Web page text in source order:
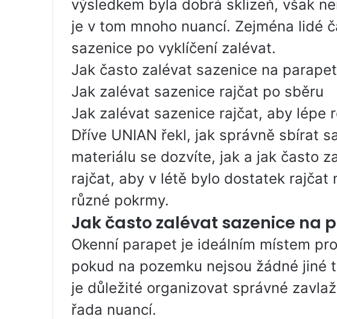
výsledkem byla dobrá sklizeň, však
je v tom mnoho nuancí. Zejména lidé
sazenice po vyklíčení zalévat.
Jak často zalévat sazenice na
Jak zalévat sazenice rajčat po sběru
Jak zalévat sazenice rajčat, aby lépe
Dříve UNIAN řekl, jak správně sbírat
materiálu se dozvíte, jak a jak často
rajčat, aby v létě bylo dostatek rajčat
různé pokrmy.
Jak často zalévat sazenice na
Okenní parapet je ideálním místem
pokud na pozemku nejsou žádné jiné
je důležité organizovat správné
řada nuancí.